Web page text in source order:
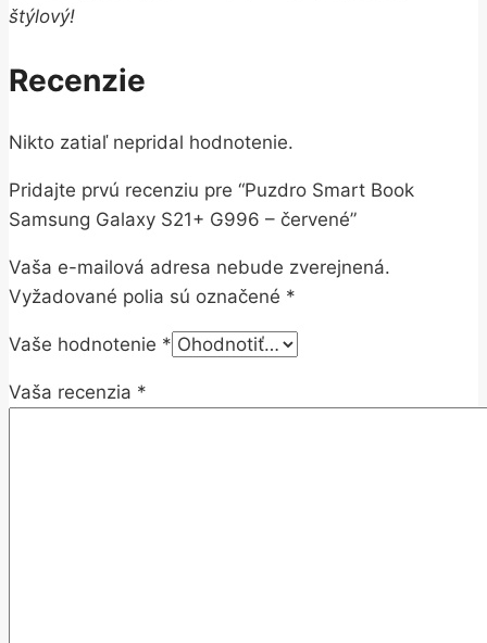
štýlový!
Recenzie
Nikto zatiaľ nepridal hodnotenie.
Pridajte prvú recenziu pre “Puzdro Smart Book
Samsung Galaxy S21+ G996 – červené”
Vaša e-mailová adresa nebude zverejnená.
Vyžadované polia sú označené *
Vaše hodnotenie *
Vaša recenzia *